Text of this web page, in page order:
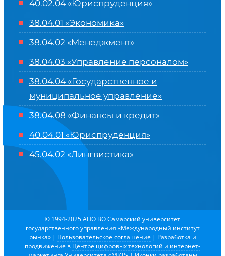
40.02.04 «Юриспруденция»
38.04.01 «Экономика»
38.04.02 «Менеджмент»
38.04.03 «Управление персоналом»
38.04.04 «Государственное и
муниципальное управление»
38.04.08 «Финансы и кредит»
40.04.01 «Юриспруденция»
45.04.02 «Лингвистика»
© 1994-2025 АНО ВО Самарский университет
государственного управления «Международный институт
рынка» | Пользовательское соглашение | Разработка и
продвижение в Центре цифровых технологий и интернет-